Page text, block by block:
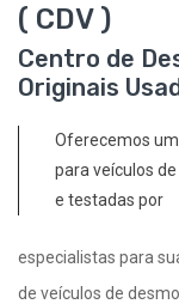
( CDV )
Centro de
Originais
Oferecemos
para veículos
e testadas por
especialistas para
de veículos de